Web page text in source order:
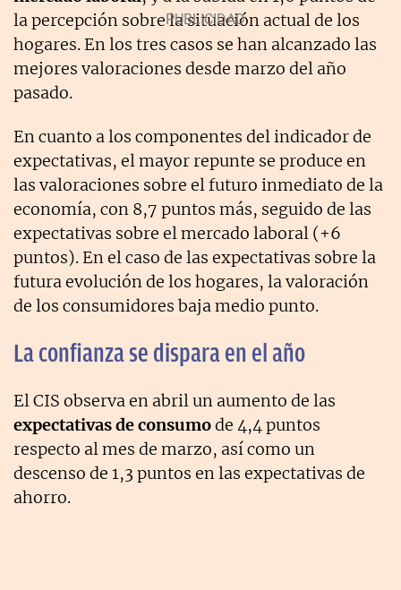
la percepción sobre la situación actual de los
hogares. En los tres casos se han alcanzado las
mejores valoraciones desde marzo del año
pasado.
En cuanto a los componentes del indicador de
expectativas, el mayor repunte se produce en
las valoraciones sobre el futuro inmediato de la
economía, con 8,7 puntos más, seguido de las
expectativas sobre el mercado laboral (+6
puntos). En el caso de las expectativas sobre la
futura evolución de los hogares, la valoración
de los consumidores baja medio punto.
La confianza se dispara en el año
El CIS observa en abril un aumento de las
expectativas de consumode 4,4 puntos
respecto al mes de marzo, así como un
descenso de 1,3 puntos en las expectativas de
ahorro.